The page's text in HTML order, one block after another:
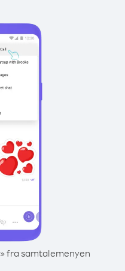
fra samtalemenyen